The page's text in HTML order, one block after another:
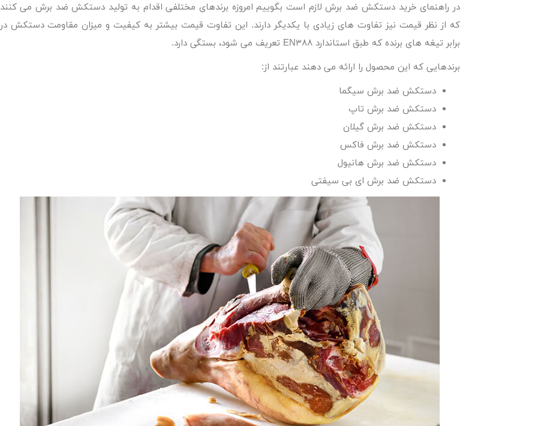
در راهنمای خرید دستکش ضد برشلازم است بگوییم امروزه برندهای مختلفی اقدام به تولید دستکش ضد برش می کنند
که از نظر قیمت نیز تفاوت های زیادی با یکدیگر دارند. این تفاوت قیمت بیشتر به کیفیت و میزان مقاومت دستکش در
برابر تیغه های برنده که طبق استاندارد EN۳۸۸ تعریف می شود، بستگی دارد.
برندهایی که این محصول را ارائه می دهند عبارتند از:
دستکش ضد برش سیگما
دستکش ضد برش تاپ
دستکش ضد برش گیلان
دستکش ضد برش فاکس
دستکش ضد برش هانیول
دستکش ضد برش ای بی سیفتی